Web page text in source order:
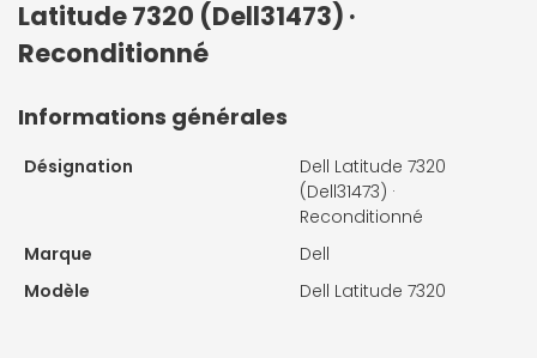
Latitude 7320 (Dell31473) ·
Reconditionné
Informations générales
Désignation
Dell Latitude 7320
(Dell31473) ·
Reconditionné
Marque
Dell
Modèle
Dell Latitude 7320